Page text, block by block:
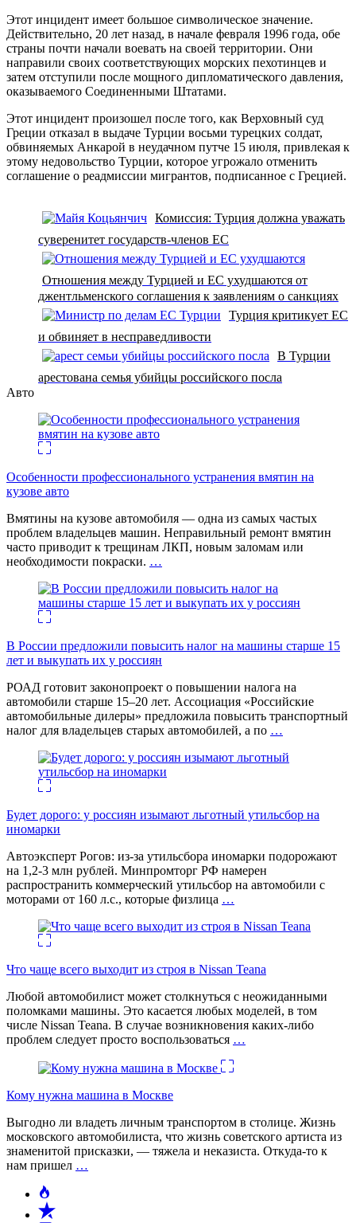
Этот инцидент имеет большое символическое значение.
Действительно, 20 лет назад, в начале февраля 1996 года, обе
страны почти начали воевать на своей территории. Они
направили своих соответствующих морских пехотинцев и
затем отступили после мощного дипломатического давления,
оказываемого Соединенными Штатами.
Этот инцидент произошел после того, как Верховный суд
Греции отказал в выдаче Турции восьми турецких солдат,
обвиняемых Анкарой в неудачном путче 15 июля, привлекая к
этому недовольство Турции, которое угрожало отменить
соглашение о реадмиссии мигрантов, подписанное с Грецией.
Комиссия: Турция должна уважать
суверенитет государств-членов ЕС
Отношения между Турцией и ЕС ухудшаются от
джентльменского соглашения к заявлениям о санкциях
Турция критикует ЕС
и обвиняет в несправедливости
В Турции
арестована семья убийцы российского посла
Авто
Особенности профессионального устранения вмятин на
кузове авто
Вмятины на кузове автомобиля — одна из самых частых
проблем владельцев машин. Неправильный ремонт вмятин
часто приводит к трещинам ЛКП, новым заломам или
необходимости покраски. …
В России предложили повысить налог на машины старше 15
лет и выкупать их у россиян
РОАД готовит законопроект о повышении налога на
автомобили старше 15–20 лет. Ассоциация «Российские
автомобильные дилеры» предложила повысить транспортный
налог для владельцев старых автомобилей, а по …
Будет дорого: у россиян изымают льготный утильсбор на
иномарки
Автоэксперт Рогов: из-за утильсбора иномарки подорожают
на 1,2-3 млн рублей. Минпромторг РФ намерен
распространить коммерческий утильсбор на автомобили с
моторами от 160 л.с., которые физлица …
Что чаще всего выходит из строя в Nissan Teana
Любой автомобилист может столкнуться с неожиданными
поломками машины. Это касается любых моделей, в том
числе Nissan Teana. В случае возникновения каких-либо
проблем следует просто воспользоваться …
Кому нужна машина в Москве
Выгодно ли владеть личным транспортом в столице. Жизнь
московского автомобилиста, что жизнь советского артиста из
знаменитой присказки, — тяжела и неказиста. Откуда-то к
нам пришел …